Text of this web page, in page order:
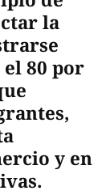
la
80 por
y en